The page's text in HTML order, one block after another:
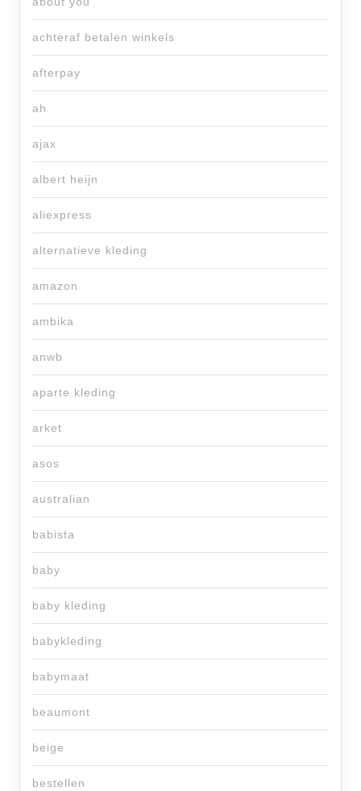
achteraf betalen winkels
afterpay
ah
ajax
albert heijn
aliexpress
alternatieve kleding
amazon
ambika
anwb
aparte kleding
arket
asos
australian
babista
baby
baby kleding
babykleding
babymaat
beaumont
beige
bestellen